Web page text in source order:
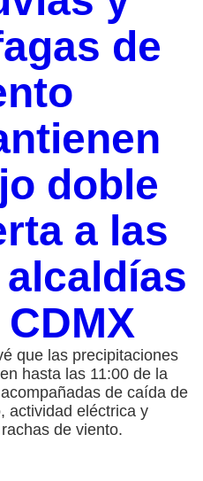
de
doble
a las
alcaldías
que las precipitaciones
hasta las 11:00 de la
de caída de
actividad eléctrica y
de viento.